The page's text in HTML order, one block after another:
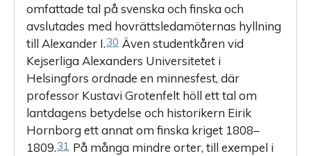
omfattade tal på svenska och finska och
avslutades med hovrättsledamöternas hyllning
till Alexander I.30 Även studentkåren vid
Kejserliga Alexanders­ Universitetet i
Helsingfors ordnade en minnesfest, där
professor Kustavi Grotenfelt höll ett tal om
lantdagens betydelse och historikern Eirik
Hornborg ett annat om finska kriget 1808–
1809.31 På många mindre orter, till exempel i